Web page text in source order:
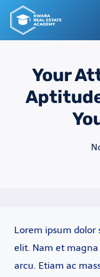
Skip
content
Your
Lorem ipsum dolor
elit. Nam et
arcu. Etiam ac